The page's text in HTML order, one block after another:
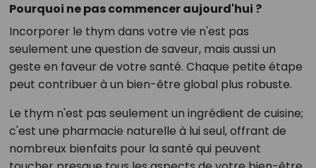
Pourquoi ne pas commencer aujourd'hui ?
Incorporer le thym dans votre vie n'est pas
seulement une question de saveur, mais aussi un
geste en faveur de votre santé. Chaque petite étape
peut contribuer à un bien-être global plus robuste.
Le thym n'est pas seulement un ingrédient de cuisine;
c'est une pharmacie naturelle à lui seul, offrant de
nombreux bienfaits pour la santé qui peuvent